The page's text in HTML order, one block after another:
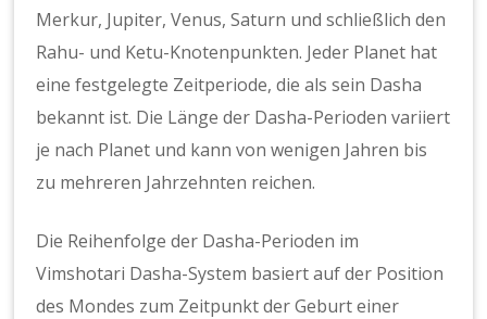
Merkur, Jupiter, Venus, Saturn und schließlich den
Rahu- und Ketu-Knotenpunkten. Jeder Planet hat
eine festgelegte Zeitperiode, die als sein Dasha
bekannt ist. Die Länge der Dasha-Perioden variiert
je nach Planet und kann von wenigen Jahren bis
zu mehreren Jahrzehnten reichen.
Die Reihenfolge der Dasha-Perioden im
Vimshotari Dasha-System basiert auf der Position
des Mondes zum Zeitpunkt der Geburt einer